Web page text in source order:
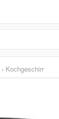
› Kochgeschirr